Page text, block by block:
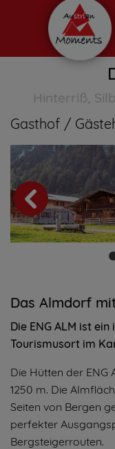
Hinterriß,
Gasthof
Das Almdorf
Die ENG ALM ist
Tourismusort im
Die Hütten der ENG
1250 m. Die
Seiten von Bergen
perfekter
Bergsteigerrouten.